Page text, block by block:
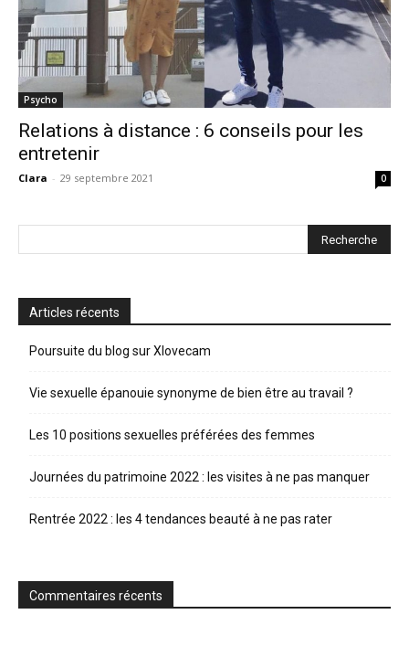
Psycho
Relations à distance : 6 conseils pour les
entretenir
Clara - 29 septembre 2021 0
Articles récents
Poursuite du blog sur Xlovecam
Vie sexuelle épanouie synonyme de bien être au travail ?
Les 10 positions sexuelles préférées des femmes
Journées du patrimoine 2022 : les visites à ne pas manquer
Rentrée 2022 : les 4 tendances beauté à ne pas rater
Commentaires récents